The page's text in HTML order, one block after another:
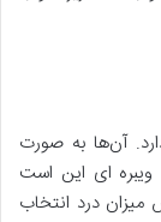
آن‌ها به صورت
ویبره ای این است
میزان درد انتخاب